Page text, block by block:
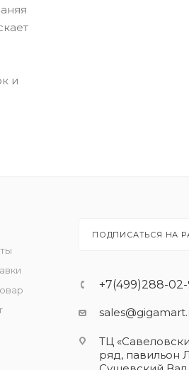
и
ПОДПИСАТЬСЯ НА
+7(499)288-02-
ТЦ
ряд, павильон